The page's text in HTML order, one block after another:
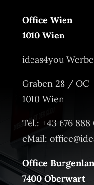
Office Wien
1010 Wien
ideas4you
Graben 28 / OC
1010 Wien
Tel.: +43 676 888
eMail:
Office
7400 Oberwart